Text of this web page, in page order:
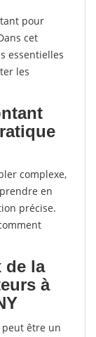
pour
cet
essentielles
les
complexe,
en
précise.
de la
à
être un